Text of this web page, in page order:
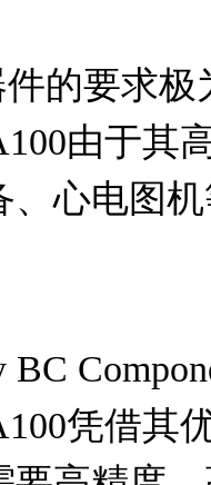
由于
、心电图
凭借